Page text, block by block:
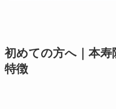
初めての方へ｜本
特徴